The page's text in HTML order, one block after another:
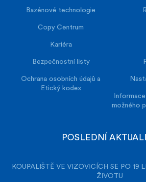
Bazénové technologie
Copy Centrum
Kariéra
Bezpečnostní listy
Ochrana osobních údajů a
Etický kodex
možného
POSLEDNÍ
KOUPALIŠTĚ VE VIZOVICÍCH SE PO 19
ŽIVOTU